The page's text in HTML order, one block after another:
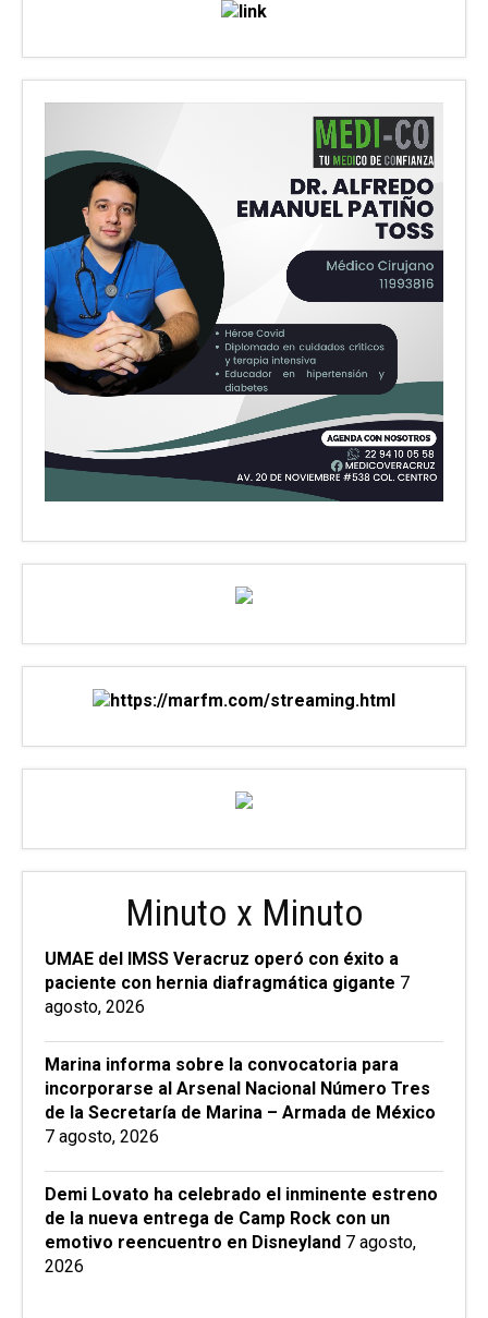
Minuto x Minuto
UMAE del IMSS Veracruz operó con éxito a
paciente con hernia diafragmática gigante 7
agosto, 2026
Marina informa sobre la convocatoria para
incorporarse al Arsenal Nacional Número Tres
de la Secretaría de Marina – Armada de México
7 agosto, 2026
Demi Lovato ha celebrado el inminente estreno
de la nueva entrega de Camp Rock con un
emotivo reencuentro en Disneyland 7 agosto,
2026